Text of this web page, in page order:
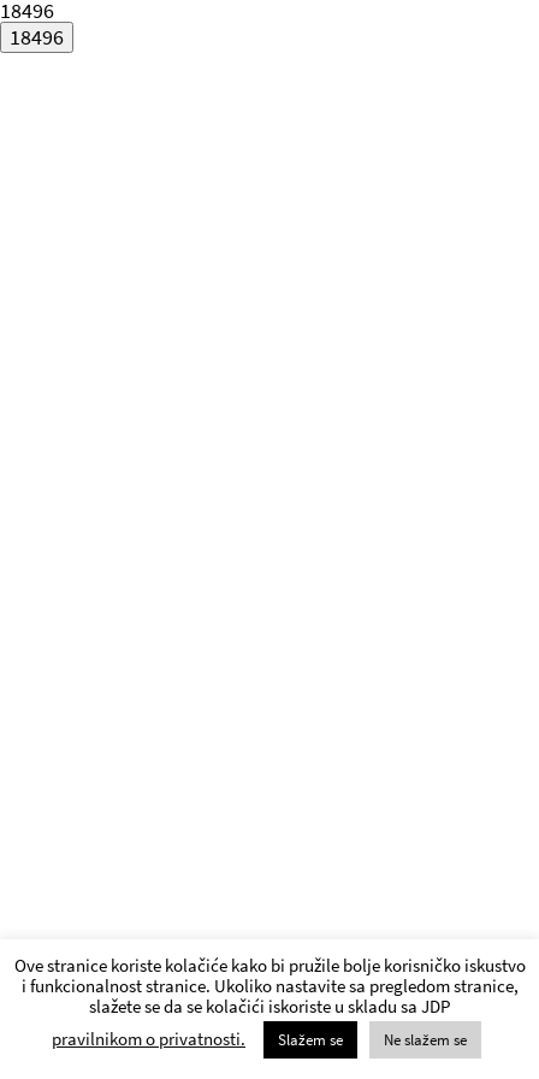
18496
Ove stranice koriste kolačiće kako bi pružile bolje korisničko iskustvo
i funkcionalnost stranice. Ukoliko nastavite sa pregledom stranice,
slažete se da se kolačići iskoriste u skladu sa JDP
pravilnikom o privatnosti.
Slažem se Ne slažem se